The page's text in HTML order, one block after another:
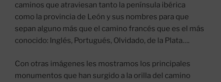
caminos que atraviesan tanto la península ibérica
como la provincia de León y sus nombres para que
sepan alguno más que el camino francés que es el más
conocido: Inglés, Portugués, Olvidado, de la Plata….
Con otras imágenes les mostramos los principales
monumentos que han surgido a la orilla del camino